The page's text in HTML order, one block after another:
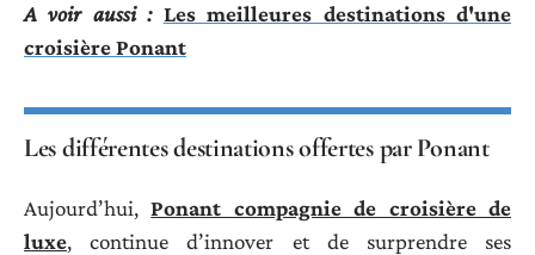
A voir aussi : Les meilleures destinations d'une
croisière Ponant
Les différentes destinations offertes par Ponant
Aujourd’hui,Ponant compagnie de croisière de
luxe, continue d’innover et de surprendre ses